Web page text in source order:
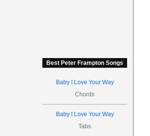
Best Peter Frampton Songs
Baby I Love Your Way
Chords
Baby I Love Your Way
Tabs